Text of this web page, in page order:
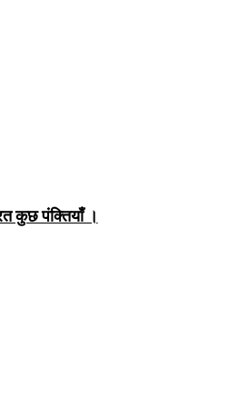
कुछ पंक्तियाँ ।